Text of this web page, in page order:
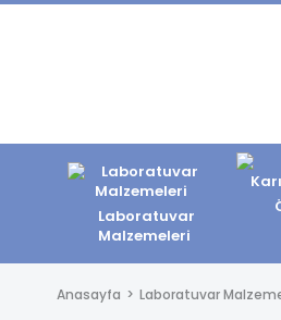
Laboratuvar
Malzemeleri
Anasayfa Laboratuvar